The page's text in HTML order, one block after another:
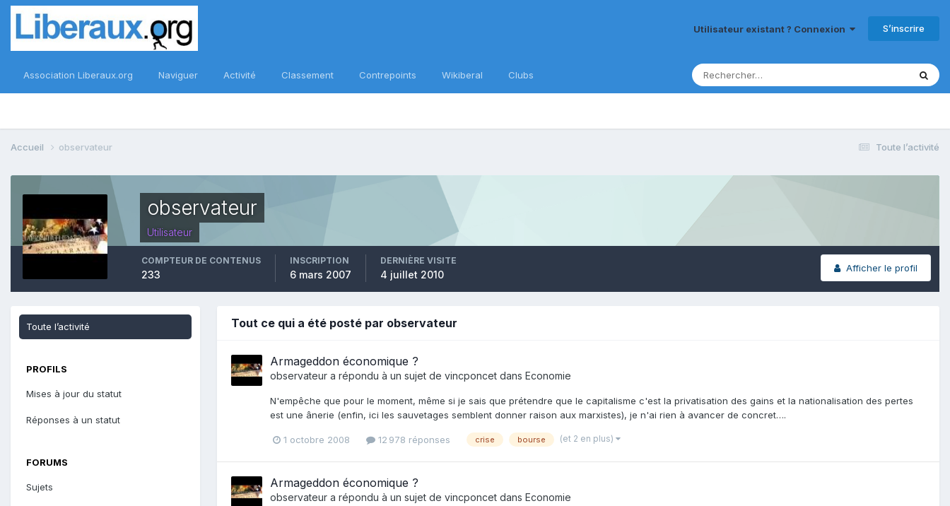
Utilisateur existant ? Connexion S’inscrire
Association Liberaux.org Naviguer Activité Classement Contrepoints Wikiberal Clubs
Toute l’activité
Accueil observateur
observateur
Utilisateur
Afficher le profil
COMPTEUR DE CONTENUS
233
INSCRIPTION
6 mars 2007
DERNIÈRE VISITE
4 juillet 2010
Toute l’activité
PROFILS
Mises à jour du statut
Réponses à un statut
FORUMS
Sujets
Tout ce qui a été posté par observateur
Armageddon économique ?
observateur a répondu à un sujet de vincponcet dans Economie
N'empêche que pour le moment, même si je sais que prétendre que le capitalisme c'est la privatisation des gains et la nationalisation des pertes
est une ânerie (enfin, ici les sauvetages semblent donner raison aux marxistes), je n'ai rien à avancer de concret….
1 octobre 2008 12 978 réponses crise bourse (et 2 en plus)
Armageddon économique ?
observateur a répondu à un sujet de vincponcet dans Economie